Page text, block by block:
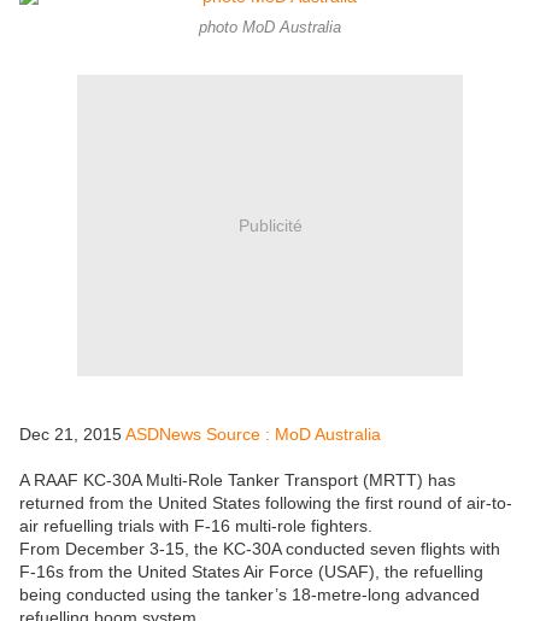
photo MoD Australia
Publicité
Dec 21, 2015ASDNews Source : MoD Australia
A RAAF KC-30A Multi-Role Tanker Transport (MRTT) has
returned from the United States following the first round of air-to-
air refuelling trials with F-16 multi-role fighters.
From December 3-15, the KC-30A conducted seven flights with
F-16s from the United States Air Force (USAF), the refuelling
being conducted using the tanker’s 18-metre-long advanced